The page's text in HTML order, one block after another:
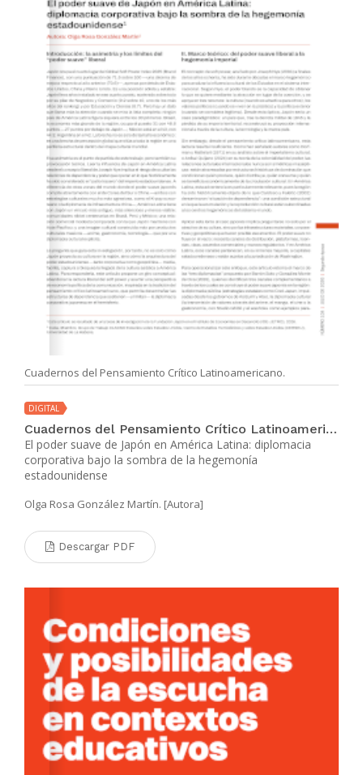
Cuadernos del Pensamiento Crítico Latinoamericano.
DIGITAL
Cuadernos del Pensamiento Crítico Latinoamericano Nº 104 - Segunda Época
El poder suave de Japón en América Latina: diplomacia
corporativa bajo la sombra de la hegemonía
estadounidense
Olga Rosa González Martín. [Autora]
Descargar PDF